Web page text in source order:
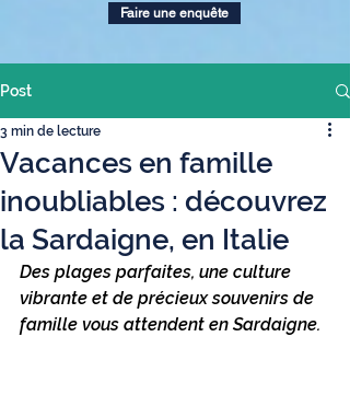
Faire une enquête
Post
Vacances en famille
inoubliables : découvrez
la Sardaigne, en Italie
3 min de lecture
Des plages parfaites, une culture
vibrante et de précieux souvenirs de
famille vous attendent en Sardaigne.